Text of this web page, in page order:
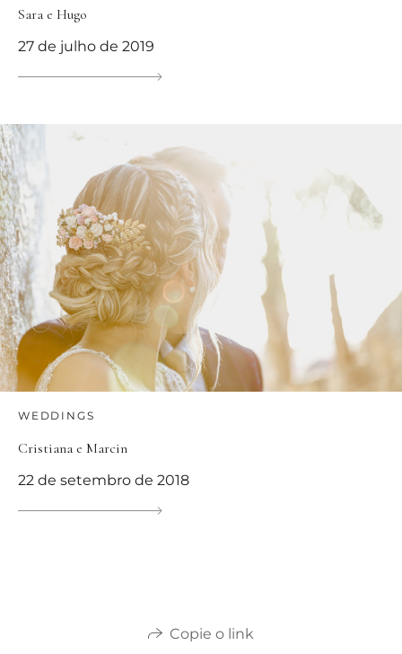
Sara e Hugo
27 de julho de 2019
WEDDINGS
Cristiana e Marcin
22 de setembro de 2018
Copie o link